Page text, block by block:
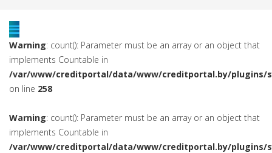
Warning: count(): Parameter must be an array or an object that
implements Countable in
/var/www/creditportal/data/www/creditportal.by/plugins/
on line 258
Warning: count(): Parameter must be an array or an object that
implements Countable in
/var/www/creditportal/data/www/creditportal.by/plugins/